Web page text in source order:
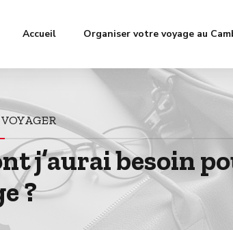
Accueil Organiser votre voyage au
j’aurai besoin
?